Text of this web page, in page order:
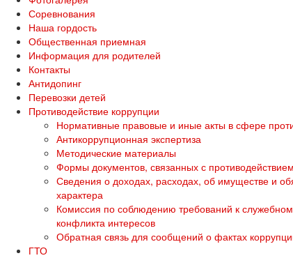
Соревнования
Наша гордость
Общественная приемная
Информация для родителей
Контакты
Антидопинг
Перевозки детей
Противодействие коррупции
Нормативные правовые и иные акты в сфере
Антикоррупционная экспертиза
Методические материалы
Формы документов, связанных с
Сведения о доходах, расходах, об имуществе и
характера
Комиссия по соблюдению требований к
конфликта интересов
Обратная связь для сообщений о фактах
ГТО